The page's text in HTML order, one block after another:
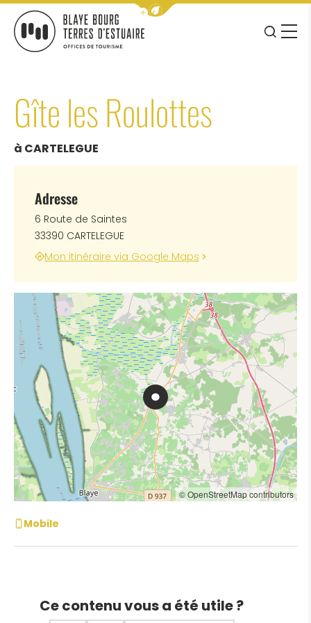
Afficher la barre de navigation
JE
MENU
Gîte les Roulottes
à CARTELEGUE
Adresse
6 Route de Saintes
33390 CARTELEGUE
Mon itinéraire via Google Maps
© OpenStreetMap contributors
Mobile
Ce contenu vous a été utile ?